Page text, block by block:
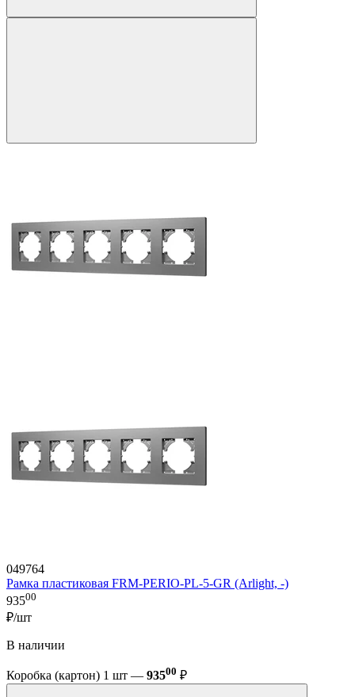
049764
Рамка пластиковая FRM-PERIO-PL-5-GR (Arlight, -)
93500
₽/шт
В наличии
Коробка (картон) 1 шт — 93500 ₽